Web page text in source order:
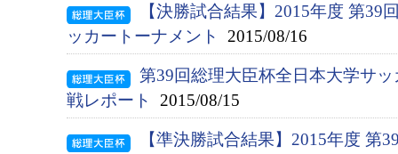
【決勝試合結果】2015年度 第39
ッカートーナメント
2015/08/16
第39回総理大臣杯全日本大学サ
戦レポート
2015/08/15
【準決勝試合結果】2015年度 第